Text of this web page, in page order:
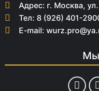
Адрес: г. Москва,
Тел: 8 (926) 401-
E-mail:
Мы